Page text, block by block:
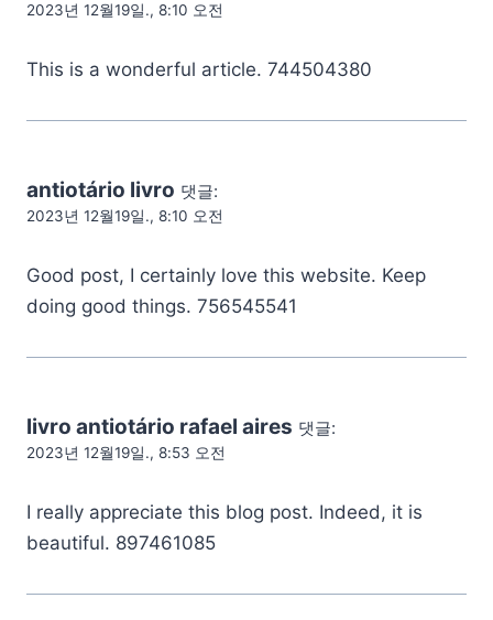
2023년 12월19일., 8:10 오전
This is a wonderful article. 744504380
antiotário livro 댓글:
2023년 12월19일., 8:10 오전
Good post, I certainly love this website. Keep
doing good things. 756545541
livro antiotário rafael aires 댓글:
2023년 12월19일., 8:53 오전
I really appreciate this blog post. Indeed, it is
beautiful. 897461085